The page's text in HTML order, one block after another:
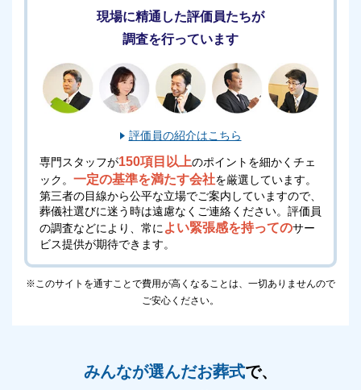
広々したお部屋で、キッズベッドも完備しているので
おむつ替えにもご利用いただけます。
過ごせます。
西葛西セレモニーホールは、小さなお子様がいる方も
ペットも葬儀に参加できます
ペット同伴可能な斎場は多くありません。
しかし西葛西セレモニーホールではペットも家族葬の
一員として捉え、最期にあわせてあげたいというご家
族の想いに応え、ペット参列可能です。
都内において数少ないペット参列可能な斎場なので、
最寄りの駅から徒歩数分の距離にあります
現場に精通した評価員たちが
調査を行っています
評価員の紹介はこちら
専門スタッフが150項目以上のポイントを細かくチェ
ック。 一定の基準を満たす会社を厳選しています。
第三者の目線から公平な立場でご案内していますので、
葬儀社選びに迷う時は遠慮なくご連絡ください。 評価員
の調査などにより、常に よい緊張感を持ってのサー
ビス提供が期待できます。
※このサイトを通すことで費用が高くなることは、一切ありませんので
ご安心ください。
みんなが選んだお葬式で、